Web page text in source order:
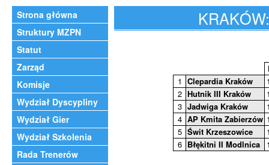
Strona główna
Struktury MZPN
Statut
Zarząd
Komisje
Wydział Dyscypliny
Wydział Gier
Wydział Szkolenia
Rada Trenerów
1 Clepardia Kraków
2 Hutnik III Kraków
3 Jadwiga Kraków
4 AP Kmita Zabierzów
5 Świt Krzeszowice
6 Błękitni II Modlnica